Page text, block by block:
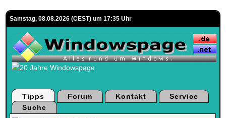
Samstag, 08.08.2026 (CEST) um 17:35 Uhr
Tipps Forum Kontakt
Service
Suche